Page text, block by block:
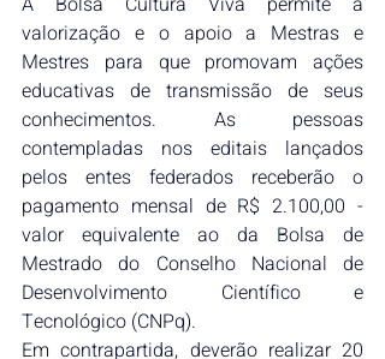
valorização e o apoio a Mestras e
Mestres para que promovam ações
educativas de transmissão de seus
conhecimentos. As pessoas
contempladas nos editais lançados
pelos entes federados receberão o
pagamento mensal de R$ 2.100,00 -
valor equivalente ao da Bolsa de
Mestrado do Conselho Nacional de
Desenvolvimento Científico e
Tecnológico (CNPq).
Em contrapartida, deverão realizar 20